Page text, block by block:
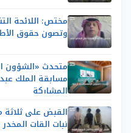
مختص: اللائحة
وتصون حقوق
متحدث «الشؤون
مسابقة الملك عبد
المشاركة
القبض على ثلاثة
نبات القات